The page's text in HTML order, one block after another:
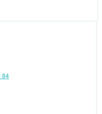
84